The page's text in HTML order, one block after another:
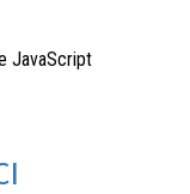
JavaScript